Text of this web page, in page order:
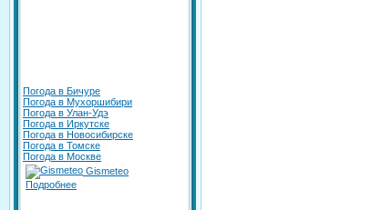
Погода в Бичуре
Погода в Мухоршибири
Погода в Улан-Удэ
Погода в Иркутске
Погода в Новосибирске
Погода в Томске
Погода в Москве
Gismeteo
Подробнее